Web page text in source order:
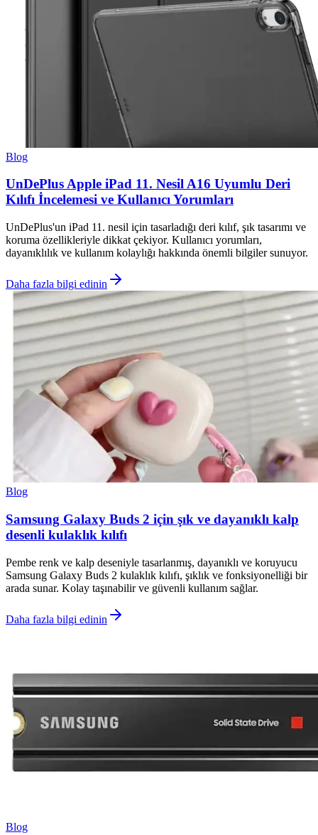
Blog
UnDePlus Apple iPad 11. Nesil A16 Uyumlu Deri
Kılıfı İncelemesi ve Kullanıcı Yorumları
UnDePlus'un iPad 11. nesil için tasarladığı deri kılıf, şık tasarımı ve
koruma özellikleriyle dikkat çekiyor. Kullanıcı yorumları,
dayanıklılık ve kullanım kolaylığı hakkında önemli bilgiler sunuyor.
Daha fazla bilgi edinin
Blog
Samsung Galaxy Buds 2 için şık ve dayanıklı kalp
desenli kulaklık kılıfı
Pembe renk ve kalp deseniyle tasarlanmış, dayanıklı ve koruyucu
Samsung Galaxy Buds 2 kulaklık kılıfı, şıklık ve fonksiyonelliği bir
arada sunar. Kolay taşınabilir ve güvenli kullanım sağlar.
Daha fazla bilgi edinin
Blog